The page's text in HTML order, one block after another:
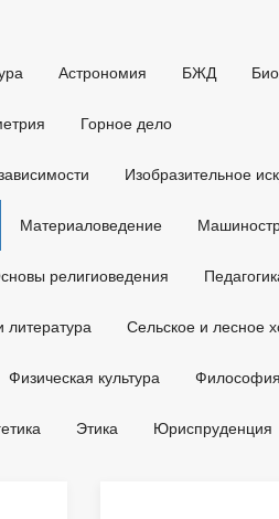
Астрономия БЖД
Горное дело
Изобразительное
Материаловедение
религиоведения
литература Сельское и лесное
Физическая культура Философия
Этика Юриспруденция